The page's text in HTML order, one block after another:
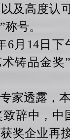
及高度认
号。
6月14日下
铸品金奖
家透露，本
辞中，中
奖企业再